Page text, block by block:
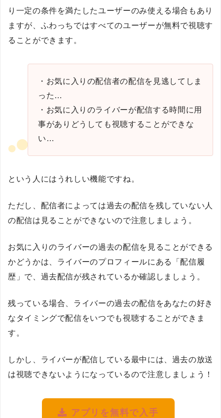
り一定の条件を満たしたユーザーのみ使える場合もあり
ますが、ふわっちではすべてのユーザーが無料で視聴す
ることができます。
・お気に入りの配信者の配信を見逃してしま
った…
・お気に入りのライバーが配信する時間に用
事がありどうしても視聴することができな
い…
という人にはうれしい機能ですね。
ただし、配信者によっては過去の配信を残していない人
の配信は見ることができないので注意しましょう。
お気に入りのライバーの過去の配信を見ることができる
かどうかは、ライバーのプロフィールにある「配信履
歴」で、過去配信が残されているか確認しましょう。
残っている場合、ライバーの過去の配信をあなたの好き
なタイミングで配信をいつでも視聴することができま
す。
しかし、ライバーが配信している最中には、過去の放送
は視聴できないようになっているので注意しましょう！
アプリを無料で入手